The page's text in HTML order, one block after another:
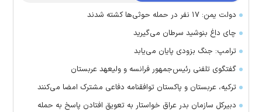
دولت یمن: ۱۷ نفر در حمله حوثی‌ها کشته شدند
چای داغ بنوشید سرطان می‌گیرید
ترامپ: جنگ بزودی پایان می‌یابد
گفتگوی تلفنی رئیس‌جمهور فرانسه و ولیعهد عربستان
ترکیه، عربستان و پاکستان توافقنامه دفاعی مشترک امضا می‌کنند
دبیرکل سازمان بدر عراق خواستار به تعویق افتادن پاسخ به حمله